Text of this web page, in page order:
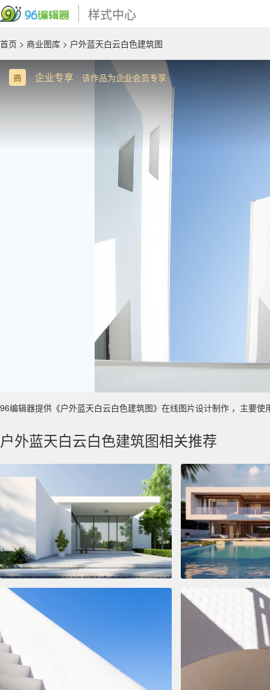
样式中心
首页 > 商业图库 > 户外蓝天白云白色建筑图
商 企业专享 该作品为企业会员专享
96编辑器提供《户外蓝天白云白色建筑图》在线图片设计制作 ，主要
户外蓝天白云白色建筑图相关推荐